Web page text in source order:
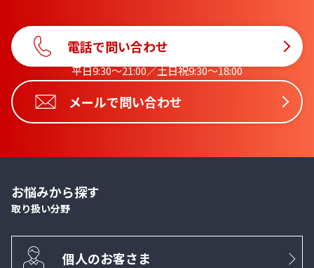
電話で問い合わせ
平日9:30〜21:00／土日祝9:30〜18:00
メールで問い合わせ
お悩みから探す
取り扱い分野
個人のお客さま